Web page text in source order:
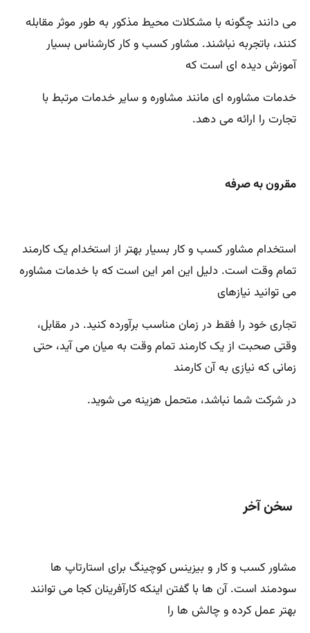
می دانند چگونه با مشکلات محیط مذکور به طور موثر مقابله
کنند، باتجربه نباشند. مشاور کسب و کار کارشناس بسیار
آموزش دیده ای است که
خدمات مشاوره ای مانند مشاوره و سایر خدمات مرتبط با
تجارت را ارائه می دهد.
مقرون به صرفه
استخدام مشاور کسب و کار بسیار بهتر از استخدام یک کارمند
تمام وقت است. دلیل این امر این است که با خدمات مشاوره
می توانید نیازهای
تجاری خود را فقط در زمان مناسب برآورده کنید. در مقابل،
وقتی صحبت از یک کارمند تمام وقت به میان می آید، حتی
زمانی که نیازی به آن کارمند
در شرکت شما نباشد، متحمل هزینه می شوید.
سخن آخر
مشاور کسب و کار و بیزینس کوچینگ برای استارتاپ ها
سودمند است. آن ها با گفتن اینکه کارآفرینان کجا می توانند
بهتر عمل کرده و چالش ها را